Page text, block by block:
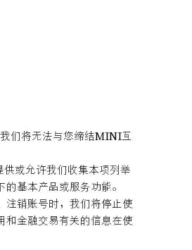
们将无法与您缔结MINI互
或允许我们收集本项列举
基本产品或服务功能。
注销账号时，我们将停止使
和金融交易有关的信息在使